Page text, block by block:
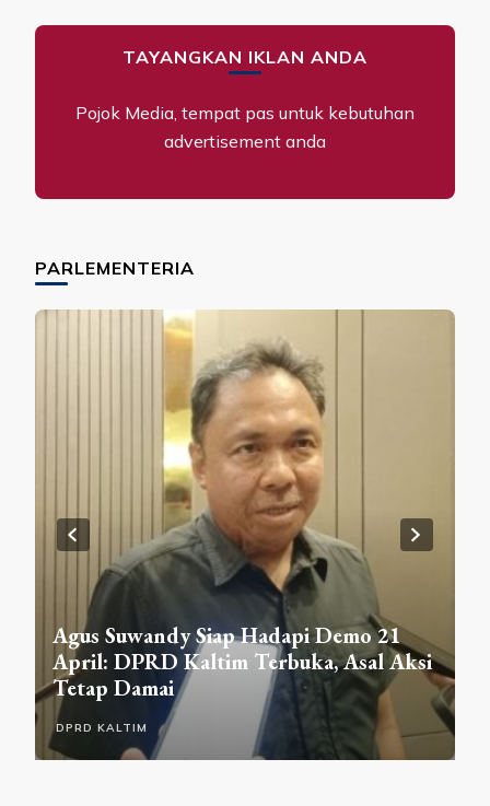
TAYANGKAN IKLAN ANDA
Pojok Media, tempat pas untuk kebutuhan
advertisement anda
PARLEMENTERIA
DPRD KALTIM
Agus Suwandy Siap Hadapi Demo 21
April: DPRD Kaltim Terbuka, Asal Aksi
Tetap Damai